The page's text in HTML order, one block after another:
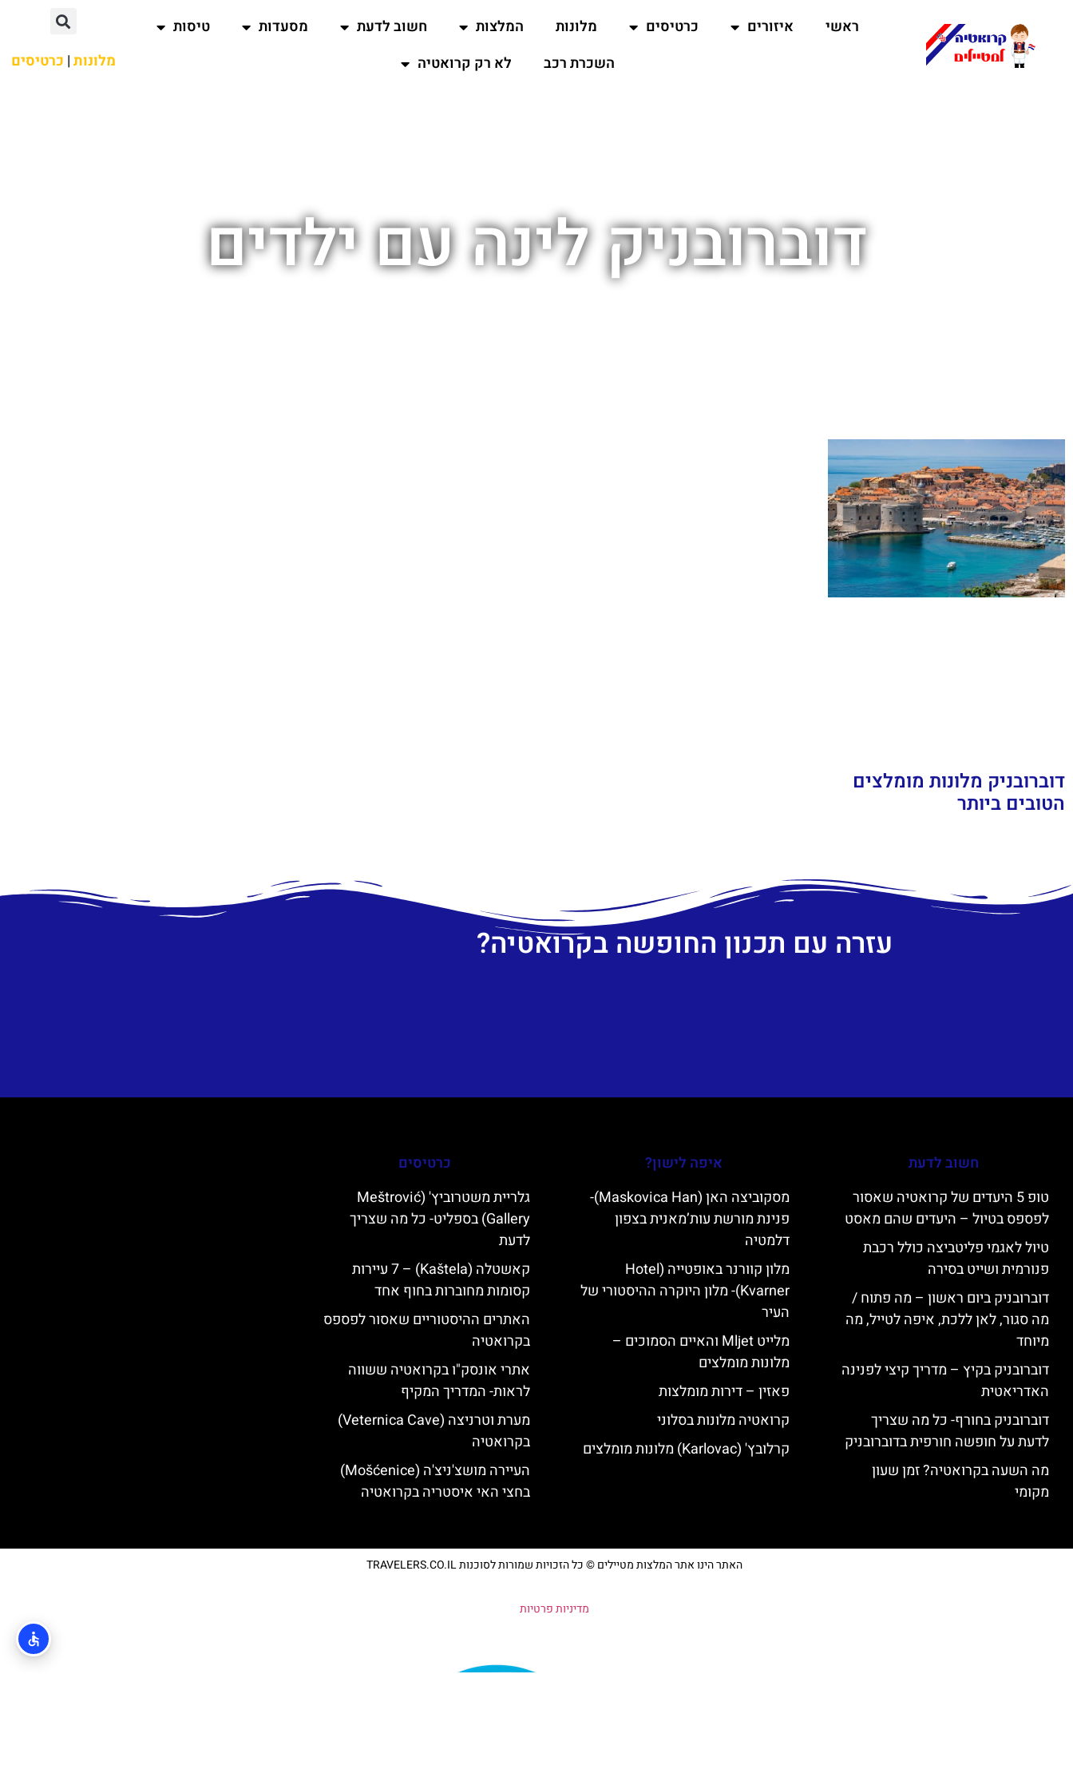
ראשי איזורים כרטיסים מלונות המלצות חשוב לדעת מסעדות
טיסות
השכרת רכב
לא רק קרואטיה מלונות| כרטיסים
דוברובניק לינה עם ילדים
דוברובניק מלונות מומלצים
הטובים ביותר
עזרה עם תכנון החופשה בקרואטיה?
חשוב לדעת
טופ 5 היעדים של קרואטיה שאסור
לפספס בטיול – היעדים שהם מאסט
טיול לאגמי פליטביצה כולל רכבת
פנורמית ושייט בסירה
דוברובניק ביום ראשון – מה פתוח /
מה סגור, לאן ללכת, איפה לטייל, מה
מיוחד
דוברובניק בקיץ – מדריך קיצי לפנינה
האדריאטית
דוברובניק בחורף- כל מה שצריך
לדעת על חופשה חורפית בדוברובניק
מה השעה בקרואטיה? זמן שעון
מקומי
איפה לישון?
מסקוביצה האן (Maskovica Han)-
פנינת מורשת עות’מאנית בצפון
דלמטיה
מלון קוורנר באופטייה (Hotel
Kvarner)- מלון היוקרה ההיסטורי של
העיר
מלייט Mljet והאיים הסמוכים –
מלונות מומלצים
פאזין – דירות מומלצות
קרואטיה מלונות בסלוני
קרלובץ' (Karlovac) מלונות מומלצים
כרטיסים
גלריית משטרוביץ' (Meštrović
Gallery) בספליט- כל מה שצריך
לדעת
קאשטלה (Kaštela) – 7 עיירות
קסומות מחוברות בחוף אחד
האתרים ההיסטוריים שאסור לפספס
בקרואטיה
אתרי אונסק"ו בקרואטיה ששווה
לראות- המדריך המקיף
מערת וטרניצה (Veternica Cave)
בקרואטיה
העיירה מושצ'ניצ'ה (Mošćenice)
בחצי האי איסטריה בקרואטיה
האתר הינו אתר המלצות מטיילים © כל הזכויות שמורות לסוכנות TRAVELERS.CO.IL
מדיניות פרטיות